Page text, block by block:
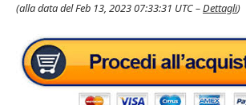
(alla data del Feb 13, 2023 07:33:31 UTC –Dettagli)